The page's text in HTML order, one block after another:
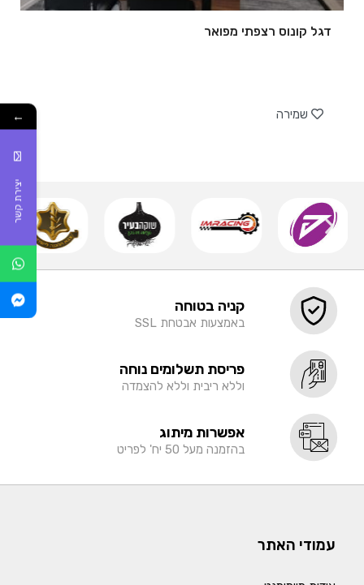
דגל קונוס רצפתי מפואר
שמירה
קניה בטוחה
באמצעות אבטחת SSL
פריסת תשלומים נוחה
וללא ריבית וללא להצמדה
אפשרות מיתוג
בהזמנה מעל 50 יח' לפריט
עמודי האתר
←
יצירת קשר